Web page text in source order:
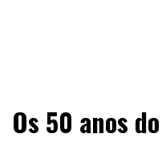
Central
Os 50 anos